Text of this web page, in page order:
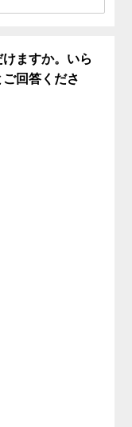
ますか。いら
回答くださ